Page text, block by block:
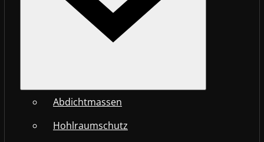
Abdichtmassen
Hohlraumschutz